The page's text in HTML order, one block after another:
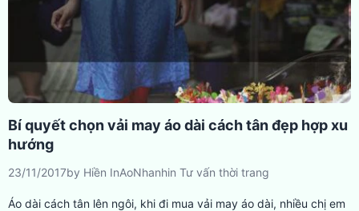
Bí quyết chọn vải may áo dài cách tân đẹp hợp xu
hướng
23/11/2017by Hiền InAoNhanhin Tư vấn thời trang
Áo dài cách tân lên ngôi, khi đi mua vải may áo dài, nhiều chị em